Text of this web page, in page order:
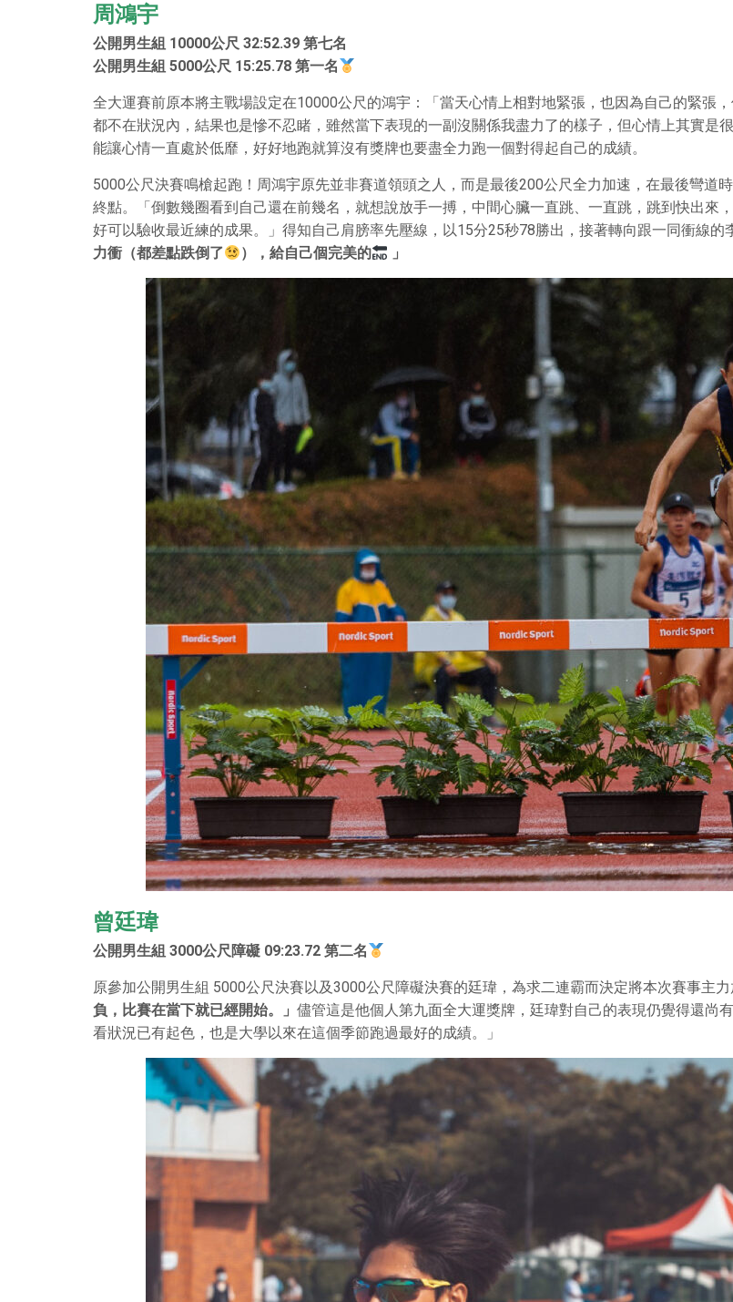
周鴻宇
公開男生組 10000公尺 32:52.39 第七名
公開男生組 5000公尺 15:25.78 第一名
全大運賽前原本將主戰場設定在10000公尺的鴻宇：「當天心情上相對地緊張，也因為自己的緊張
都不在狀況內，結果也是慘不忍睹，雖然當下表現的一副沒關係我盡力了的樣子，但心情上其實是
能讓心情一直處於低靡，好好地跑就算沒有獎牌也要盡全力跑一個對得起自己的成績。
5000公尺決賽鳴槍起跑！周鴻宇原先並非賽道領頭之人，而是最後200公尺全力加速，在最後彎道
終點。「倒數幾圈看到自己還在前幾名，就想說放手一搏，中間心臟一直跳、一直跳，跳到快出來
好可以驗收最近練的成果。」得知自己肩膀率先壓線，以15分25秒78勝出，接著轉向跟一同衝線的
力衝（都差點跌倒了
），給自己個完美的 」
曾廷瑋
公開男生組 3000公尺障礙 09:23.72 第二名
原參加公開男生組 5000公尺決賽以及3000公尺障礙決賽的廷瑋，為求二連霸而決定將本次賽事主
負，比賽在當下就已經開始。」 儘管這是他個人第九面全大運獎牌，廷瑋對自己的表現仍覺得還尚
看狀況已有起色，也是大學以來在這個季節跑過最好的成績。」